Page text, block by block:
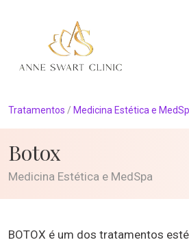
Tratamentos / Medicina Estética e
Botox
Medicina Estética e MedSpa
BOTOX é um dos tratamentos